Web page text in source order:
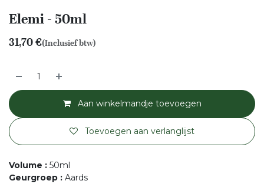
Elemi - 50ml
31,70€(Inclusief btw)
Aan winkelmandje toevoegen
Toevoegen aan verlanglijst
Volume : 50ml
Geurgroep : Aards